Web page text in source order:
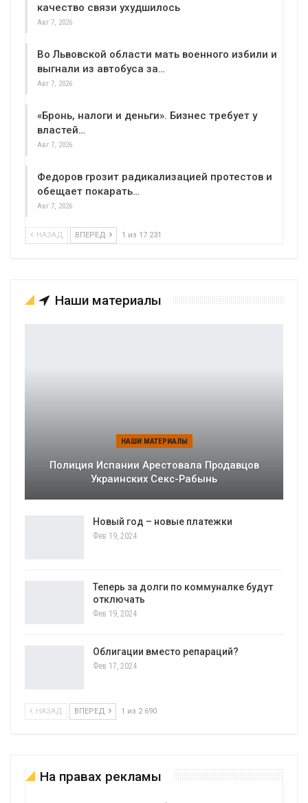
качество связи ухудшилось
Авг 7, 2026
Во Львовской области мать военного избили и
выгнали из автобуса за…
Авг 7, 2026
«Бронь, налоги и деньги». Бизнес требует у
властей…
Авг 7, 2026
Федоров грозит радикализацией протестов и
обещает покарать…
Авг 7, 2026
НАЗАД ВПЕРЕД 1 из 17 231
Наши материалы
НАШИ МАТЕРИАЛЫ
Полиция Испании Арестовала Продавцов
Украинских Секс-Рабынь
Новый год – новые платежки
Фев 19, 2024
Теперь за долги по коммуналке будут
отключать
Фев 19, 2024
Облигации вместо репараций?
Фев 17, 2024
НАЗАД ВПЕРЕД 1 из 2 690
На правах рекламы